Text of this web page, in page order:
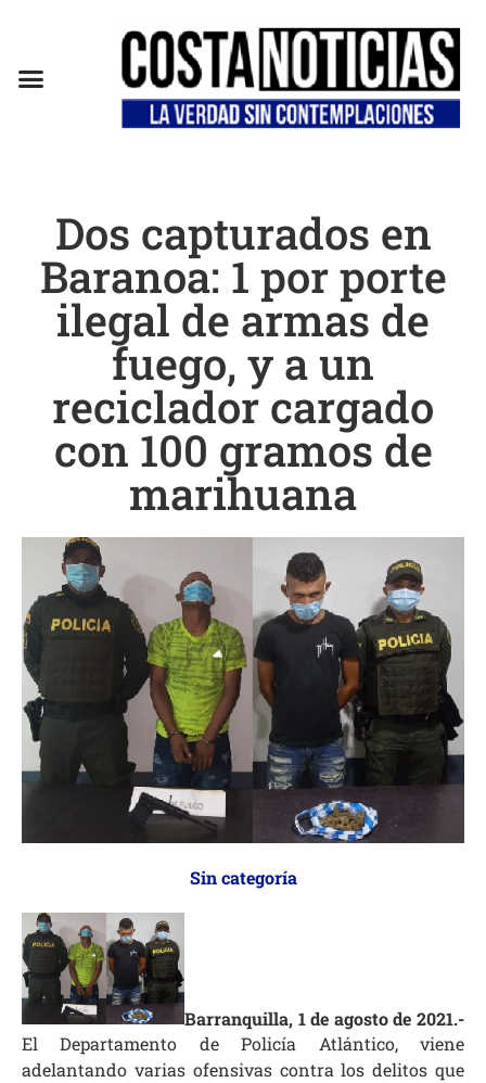
Dos capturados en
Baranoa: 1 por porte
ilegal de armas de
fuego, y a un
reciclador cargado
con 100 gramos de
marihuana
Sin categoría
Barranquilla, 1 de agosto de 2021.-
El Departamento de Policía Atlántico, viene
adelantando varias ofensivas contra los delitos que